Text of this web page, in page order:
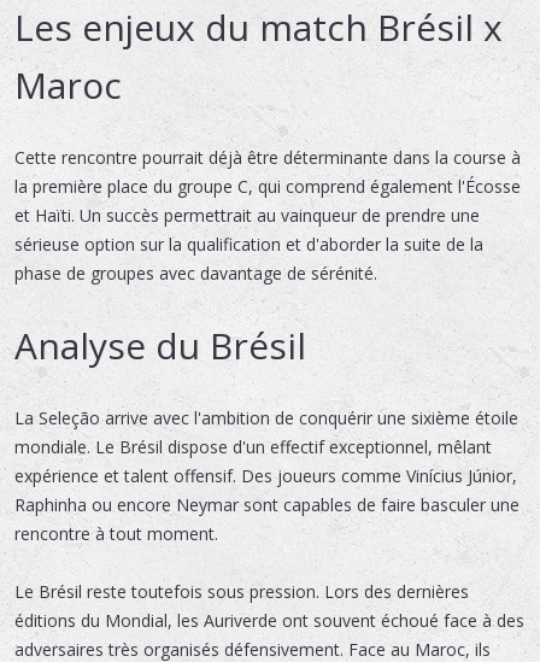
Les enjeux du match Brésil x
Maroc
Cette rencontre pourrait déjà être déterminante dans la course à
la première place du groupe C, qui comprend également l'Écosse
et Haïti. Un succès permettrait au vainqueur de prendre une
sérieuse option sur la qualification et d'aborder la suite de la
phase de groupes avec davantage de sérénité.
Analyse du Brésil
La Seleção arrive avec l'ambition de conquérir une sixième étoile
mondiale. Le Brésil dispose d'un effectif exceptionnel, mêlant
expérience et talent offensif. Des joueurs comme Vinícius Júnior,
Raphinha ou encore Neymar sont capables de faire basculer une
rencontre à tout moment.
Le Brésil reste toutefois sous pression. Lors des dernières
éditions du Mondial, les Auriverde ont souvent échoué face à des
adversaires très organisés défensivement. Face au Maroc, ils